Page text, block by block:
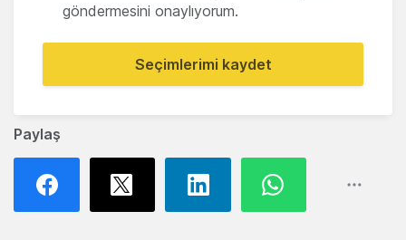
Paylaş
göndermesini onaylıyorum.
Seçimlerimi kaydet